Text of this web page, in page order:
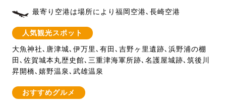
最寄り空港は場所により福岡空港､長崎空港
人気観光スポット
大魚神社､唐津城､伊万里､有田､吉野ヶ里遺跡､浜野浦の棚
田､佐賀城本丸歴史館､三重津海軍所跡､名護屋城跡､筑後川
昇開橋､嬉野温泉､武雄温泉
おすすめグルメ